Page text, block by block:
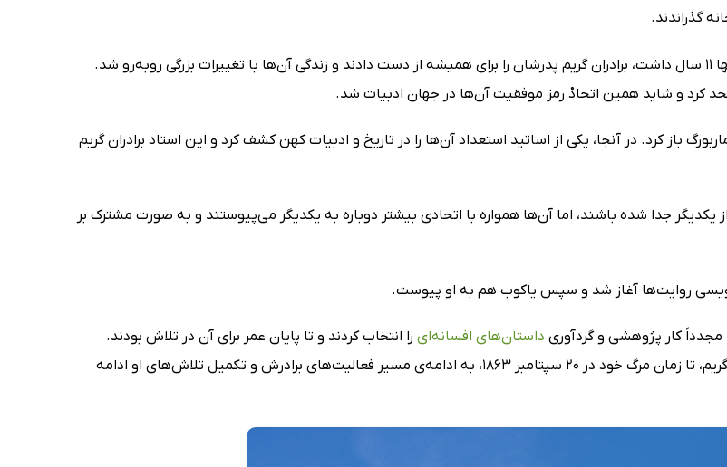
گذراندند.
اما این روزهای خوش برای برادران گریم دیری نپایید و زمانی که یاکوب تنها 11 سال داشت، برادران گریم پدرشان را برای همیشه از دست دادند و زندگی آن‌ها با تغییرات بزرگی روبه‌رو شد.
کرد و شاید همین اتحادْ رمز موفقیت آن‌ها در جهان ادبیات شد.
باز کرد. در آنجا، یکی از اساتید استعداد آن‌ها را در تاریخ و ادبیات کهن کشف کرد و این استاد برادران گریم
یکدیگر جدا شده باشند، اما آن‌ها همواره با اتحادی بیشتر دوباره به یکدیگر می‌پیوستند و به صورت مشترک بر
روایت‌ها آغاز شد و سپس یاکوب هم به او پیوست.
مجدداً کار پژوهشی و گردآوری داستان‌های افسانه‌ای را انتخاب کردند و تا پایان عمر برای آن در تلاش بودند.
سرانجام ویلهلم گریم در 16 دسامبر 1859 چشم از جهان فروبست و یاکوب گریم، تا زمان مرگ خود در 20 سپتامبر 1863، به ادامه‌ی مسیر فعالیت‌های برادرش و تکمیل تلاش‌های او ادامه